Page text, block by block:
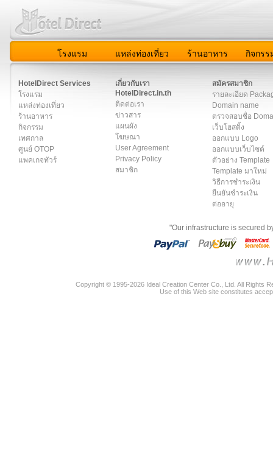
โรงแรม แหล่งท่องเที่ยว ร้านอาหาร กิจกรร
HotelDirect Services
โรงแรม
แหล่งท่องเที่ยว
ร้านอาหาร
กิจกรรม
เทศกาล
ศูนย์ OTOP
แพคเกจทัวร์
เกี่ยวกับเรา
HotelDirect.in.th
ติดต่อเรา
ข่าวสาร
แผนผัง
โฆษณา
User Agreement
Privacy Policy
สมาชิก
สมัครสมาชิก
รายละเอียด
Domain name
ตรวจสอบชื่อ
เว็บโฮสติ้ง
ออกแบบ Logo
ออกแบบเว็บไซต์
ตัวอย่าง Template
Template มาใหม่
วิธีการชำระเงิน
ยืนยันชำระเงิน
ต่ออายุ
"Our infrastructure is secured
Copyright © 1995-2026 Ideal Creation Center Co., Ltd. All Rights
Use of this Web site constitutes